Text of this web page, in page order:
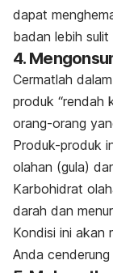
dapat
badan lebih sulit
4.
Cermatlah
produk “rendah
orang-orang
Produk-produk
olahan (gula)
Karbohidrat
darah dan
Kondisi ini akan
Anda